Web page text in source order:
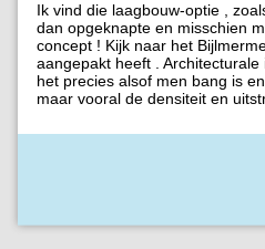
Ik vind die laagbouw-optie ,
dan opgeknapte en misschien
concept ! Kijk naar het
aangepakt heeft .
het precies alsof men bang is
maar vooral de densiteit en